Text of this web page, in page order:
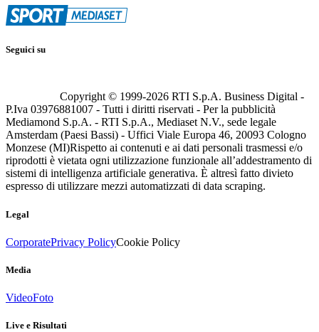
Seguici su
Copyright © 1999-2026 RTI S.p.A. Business Digital -
P.Iva 03976881007 - Tutti i diritti riservati - Per la pubblicità
Mediamond S.p.A. - RTI S.p.A., Mediaset N.V., sede legale
Amsterdam (Paesi Bassi) - Uffici Viale Europa 46, 20093 Cologno
Monzese (MI)Rispetto ai contenuti e ai dati personali trasmessi e/o
riprodotti è vietata ogni utilizzazione funzionale all’addestramento di
sistemi di intelligenza artificiale generativa. È altresì fatto divieto
espresso di utilizzare mezzi automatizzati di data scraping.
Legal
CorporatePrivacy PolicyCookie Policy
Media
VideoFoto
Live e Risultati